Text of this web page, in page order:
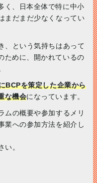
く、日本全体で特に中小
まだまだ少なくなってい
、という気持ちはあって
ために、開かれているの
BCPを策定した企業から
な機会になっています。
ムの概要や参加するメリ
業への参加方法を紹介し
い。